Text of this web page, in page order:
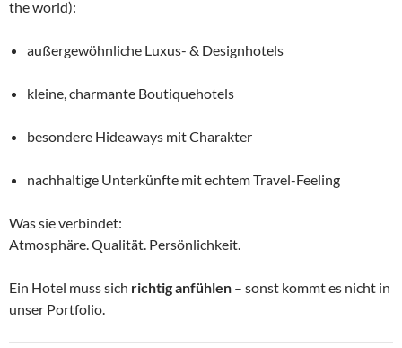
the world):
außergewöhnliche Luxus- & Designhotels
kleine, charmante Boutiquehotels
besondere Hideaways mit Charakter
nachhaltige Unterkünfte mit echtem Travel-Feeling
Was sie verbindet:
Atmosphäre. Qualität. Persönlichkeit.
Ein Hotel muss sich richtig anfühlen – sonst kommt es nicht in
unser Portfolio.